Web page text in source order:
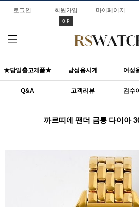
로그인 회원가입
0 P
마이페이지
★당일출고제품★ 남성용시계 여성
Q&A 고객리뷰 검수
까르띠에 팬더 금통 다이아